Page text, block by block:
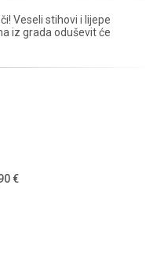
Veseli stihovi i lijepe
iz grada oduševit će
€